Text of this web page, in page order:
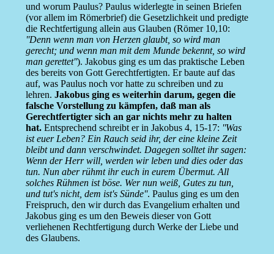
und worum Paulus? Paulus widerlegte in seinen Briefen
(vor allem im Römerbrief) die Gesetzlichkeit und predigte
die Rechtfertigung allein aus Glauben (Römer 10,10:
''Denn wenn man von Herzen glaubt, so wird man
gerecht; und wenn man mit dem Munde bekennt, so wird
man gerettet''). Jakobus ging es um das praktische Leben
des bereits von Gott Gerechtfertigten. Er baute auf das
auf, was Paulus noch vor hatte zu schreiben und zu
lehren. Jakobus ging es weiterhin darum, gegen die
falsche Vorstellung zu kämpfen, daß man als
Gerechtfertigter sich an gar nichts mehr zu halten
hat.Entsprechend schreibt er in Jakobus 4, 15-17: ''Was
ist euer Leben? Ein Rauch seid ihr, der eine kleine Zeit
bleibt und dann verschwindet. Dagegen solltet ihr sagen:
Wenn der Herr will, werden wir leben und dies oder das
tun. Nun aber rühmt ihr euch in eurem Übermut. All
solches Rühmen ist böse. Wer nun weiß, Gutes zu tun,
und tut's nicht, dem ist's Sünde''. Paulus ging es um den
Freispruch, den wir durch das Evangelium erhalten und
Jakobus ging es um den Beweis dieser von Gott
verliehenen Rechtfertigung durch Werke der Liebe und
des Glaubens.